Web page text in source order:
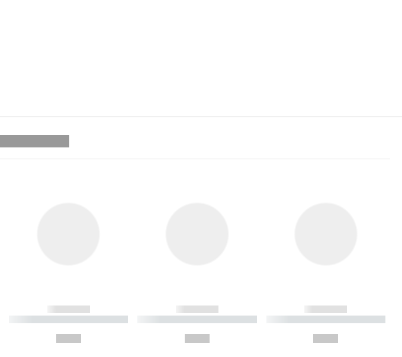
------------
----------- ----------- ----------
------------
----------- ----------- ----------
------------
----------- ----------- ----------